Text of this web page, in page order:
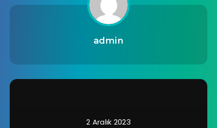
admin
2 Aralık 2023